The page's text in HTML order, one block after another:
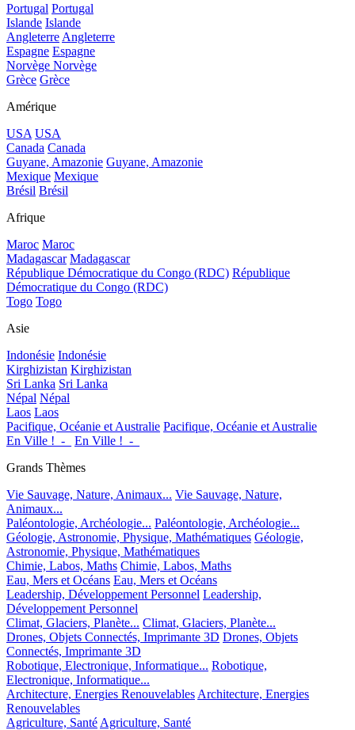
Portugal Portugal
Islande Islande
Angleterre Angleterre
Espagne Espagne
Norvège Norvège
Grèce Grèce
Amérique
USA USA
Canada Canada
Guyane, Amazonie Guyane, Amazonie
Mexique Mexique
Brésil Brésil
Afrique
Maroc Maroc
Madagascar Madagascar
République Démocratique du Congo (RDC) République
Démocratique du Congo (RDC)
Togo Togo
Asie
Indonésie Indonésie
Kirghizistan Kirghizistan
Sri Lanka Sri Lanka
Népal Népal
Laos Laos
Pacifique, Océanie et Australie Pacifique, Océanie et Australie
En Ville !_-_
En Ville !_-_
Grands Thèmes
Vie Sauvage, Nature, Animaux... Vie Sauvage, Nature,
Animaux...
Paléontologie, Archéologie... Paléontologie, Archéologie...
Géologie, Astronomie, Physique, Mathématiques Géologie,
Astronomie, Physique, Mathématiques
Chimie, Labos, Maths Chimie, Labos, Maths
Eau, Mers et Océans Eau, Mers et Océans
Leadership, Développement Personnel Leadership,
Développement Personnel
Climat, Glaciers, Planète... Climat, Glaciers, Planète...
Drones, Objets Connectés, Imprimante 3D Drones, Objets
Connectés, Imprimante 3D
Robotique, Electronique, Informatique... Robotique,
Electronique, Informatique...
Architecture, Energies Renouvelables Architecture, Energies
Renouvelables
Agriculture, Santé Agriculture, Santé